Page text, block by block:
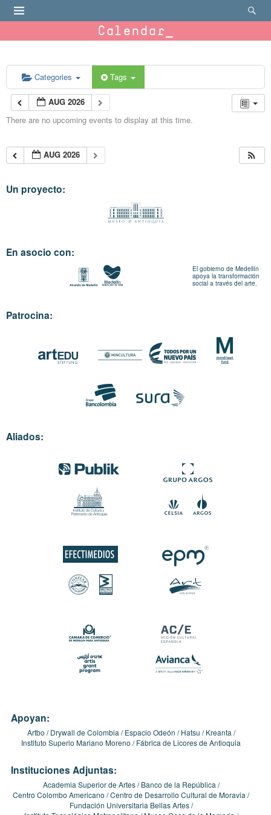
Calendar
Categories Tags
AUG 2026
There are no upcoming events to display at this time.
AUG 2026
Un proyecto:
En asocio con:
El gobierno de Medellín
apoya la transformación
social a través del arte.
Patrocina:
Aliados:
Apoyan:
Artbo Drywall de Colombia Espacio Odeón Hatsu
Kreanta
Instituto Superio Mariano Moreno
Fábrica de Licores de Antioquia
Instituciones Adjuntas:
Academia Superior de Artes
Banco de la República
Centro Colombo Americano Centro de Desarrollo Cultural de Moravia
Fundación Universitaria Bellas Artes